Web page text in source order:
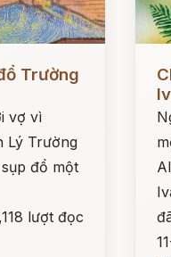
Trường
vợ vì
Lý Trường
đổ một
lượt đọc